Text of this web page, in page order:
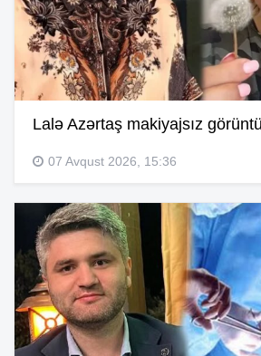
Lalə Azərtaş makiyajsız
07 Avqust 2026, 15:36